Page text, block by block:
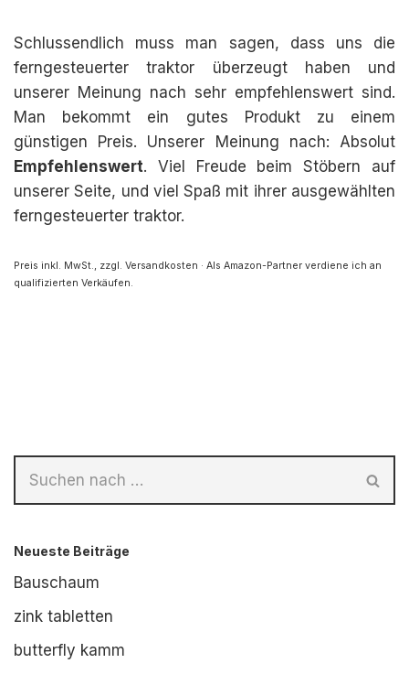
Schlussendlich muss man sagen, dass uns die
ferngesteuerter traktor überzeugt haben und
unserer Meinung nach sehr empfehlenswert sind.
Man bekommt ein gutes Produkt zu einem
günstigen Preis. Unserer Meinung nach: Absolut
Empfehlenswert. Viel Freude beim Stöbern auf
unserer Seite, und viel Spaß mit ihrer ausgewählten
ferngesteuerter traktor.
Preis inkl. MwSt., zzgl. Versandkosten · Als Amazon-Partner verdiene ich an
qualifizierten Verkäufen.
Neueste Beiträge
Bauschaum
zink tabletten
butterfly kamm